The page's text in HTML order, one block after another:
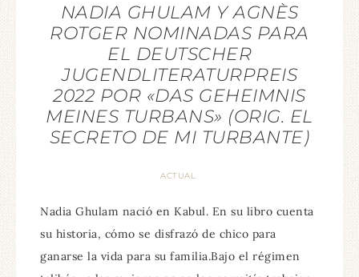
NADIA GHULAM Y AGNÈS
ROTGER NOMINADAS PARA
EL DEUTSCHER
JUGENDLITERATURPREIS
2022 POR «DAS GEHEIMNIS
MEINES TURBANS» (ORIG. EL
SECRETO DE MI TURBANTE)
ACTUAL
Nadia Ghulam nació en Kabul. En su libro cuenta
su historia, cómo se disfrazó de chico para
ganarse la vida para su familia.Bajo el régimen